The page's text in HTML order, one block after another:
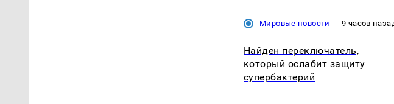
Мировые новости 9 часов
Найден переключатель,
который ослабит защиту
супербактерий